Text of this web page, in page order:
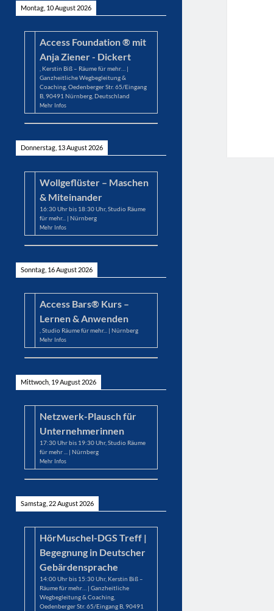
Montag, 10 August 2026
Access Foundation ® mit
Anja Ziener - Dickert
Kerstin Biß – Räume für mehr… |
Ganzheitliche Wegbegleitung &
Coaching, Oedenberger Str. 65/Eingang
B, 90491 Nürnberg, Deutschland
Mehr Infos
Donnerstag, 13 August 2026
Wollgeflüster – Maschen
& Miteinander
16:30Uhr bis 18:30Uhr,Studio Räume
für mehr... | Nürnberg
Mehr Infos
Sonntag, 16 August 2026
Access Bars® Kurs –
Lernen & Anwenden
,Studio Räume für mehr... | Nürnberg
Mehr Infos
Mittwoch, 19 August 2026
Netzwerk-Plausch für
Unternehmerinnen
17:30Uhr bis 19:30Uhr,Studio Räume
für mehr ... | Nürnberg
Mehr Infos
Samstag, 22 August 2026
HörMuschel-DGS Treff |
Begegnung in Deutscher
Gebärdensprache
14:00Uhr bis 15:30Uhr, Kerstin Biß –
Räume für mehr… | Ganzheitliche
Wegbegleitung & Coaching,
Oedenberger Str. 65/Eingang B, 90491